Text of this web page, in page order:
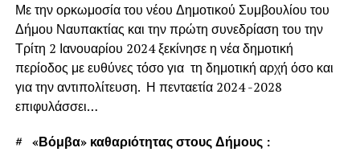
Με την ορκωμοσία του νέου Δημοτικού Συμβουλίου του
Δήμου Ναυπακτίας και την πρώτη συνεδρίαση του την
Τρίτη 2 Ιανουαρίου 2024 ξεκίνησε η νέα δημοτική
περίοδος με ευθύνες τόσο για τη δημοτική αρχή όσο και
για την αντιπολίτευση. Η πενταετία 2024 -2028
επιφυλάσσει…
#«Βόμβα» καθαριότητας στους Δήμους :